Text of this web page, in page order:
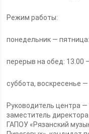
Режим работы:
понедельник —
перерыв на обед: 13.00
суббота, воскресенье
Руководитель центра
заместитель
ГАПОУ «Рязанский